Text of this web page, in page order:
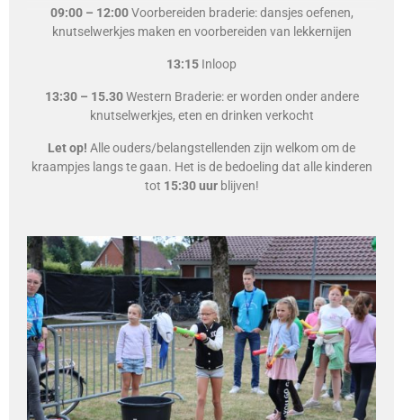
09:00 – 12:00Voorbereiden braderie: dansjes oefenen,
knutselwerkjes maken en voorbereiden van lekkernijen
13:15 Inloop
13:30 – 15.30Western Braderie: er worden onder andere
knutselwerkjes, eten en drinken verkocht
Let op! Alle ouders/belangstellenden zijn welkom om de
kraampjes langs te gaan. Het is de bedoeling dat alle kinderen
tot 15:30 uurblijven!